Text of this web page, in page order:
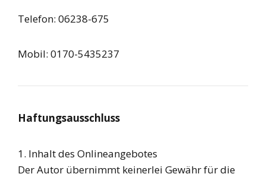
Telefon: 06238-675
Mobil: 0170-5435237
Haftungsausschluss
1. Inhalt des Onlineangebotes
Der Autor übernimmt keinerlei Gewähr für die